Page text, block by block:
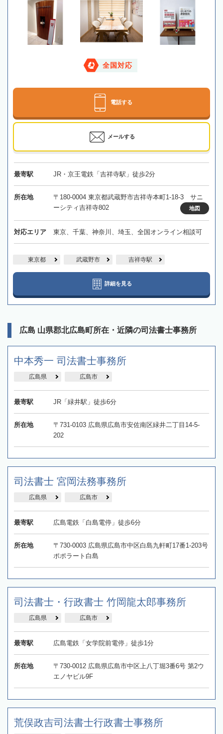
全国対応
電話する
メールする
最寄駅 JR・京王電鉄「吉祥寺駅」徒歩2分
所在地
〒180-0004 東京都武蔵野市吉祥寺本町1-18-3 サニ
ーシティ吉祥寺802
地図
対応エリア 東京、千葉、神奈川、埼玉、全国オンライン相談可
東京都 武蔵野市 吉祥寺駅
詳細を見る
広島 山県郡北広島町所在・近隣の司法書士事務所
中本秀一 司法書士事務所
広島県 広島市
最寄駅 JR「緑井駅」徒歩6分
所在地
〒731-0103 広島県広島市安佐南区緑井二丁目14-5-
202
司法書士 宮岡法務事務所
広島県 広島市
最寄駅 広島電鉄「白島電停」徒歩6分
所在地
〒730-0003 広島県広島市中区白島九軒町17番1-203号
ポポラート白島
司法書士・行政書士 竹岡龍太郎事務所
広島県 広島市
最寄駅 広島電鉄「女学院前電停」徒歩1分
所在地
〒730-0012 広島県広島市中区上八丁堀3番6号 第2ウ
エノヤビル9F
荒俣政吉司法書士行政書士事務所